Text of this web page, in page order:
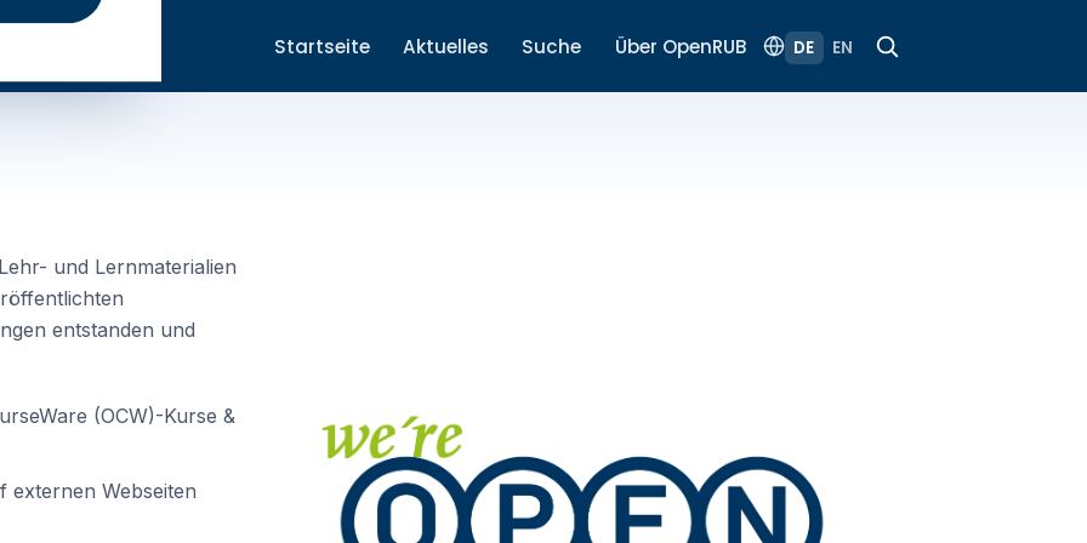
Startseite Aktuelles Suche Über OpenRUB DE EN
und Lernmaterialien
entstanden und
(OCW)-Kurse &
Webseiten